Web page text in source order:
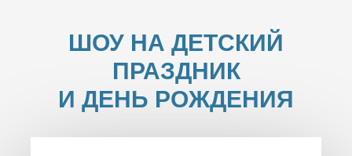
ШОУ НА ДЕТСКИЙ
ПРАЗДНИК
И ДЕНЬ РОЖДЕНИЯ